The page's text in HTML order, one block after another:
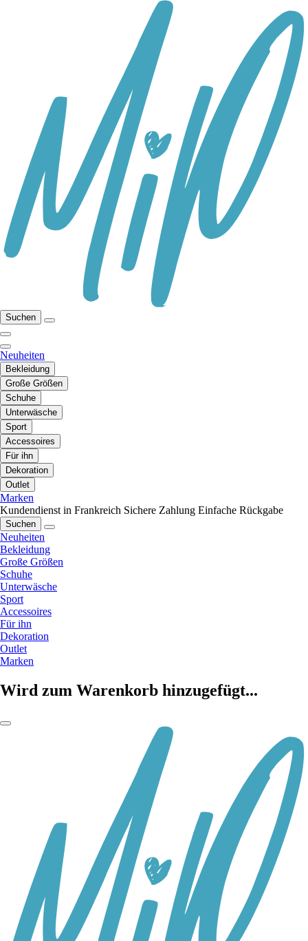
Suchen
Neuheiten
Bekleidung
Große Größen
Schuhe
Unterwäsche
Sport
Accessoires
Für ihn
Dekoration
Outlet
Marken
Kundendienst in Frankreich Sichere Zahlung Einfache Rückgabe
Suchen
Neuheiten
Bekleidung
Große Größen
Schuhe
Unterwäsche
Sport
Accessoires
Für ihn
Dekoration
Outlet
Marken
Wird zum Warenkorb hinzugefügt...